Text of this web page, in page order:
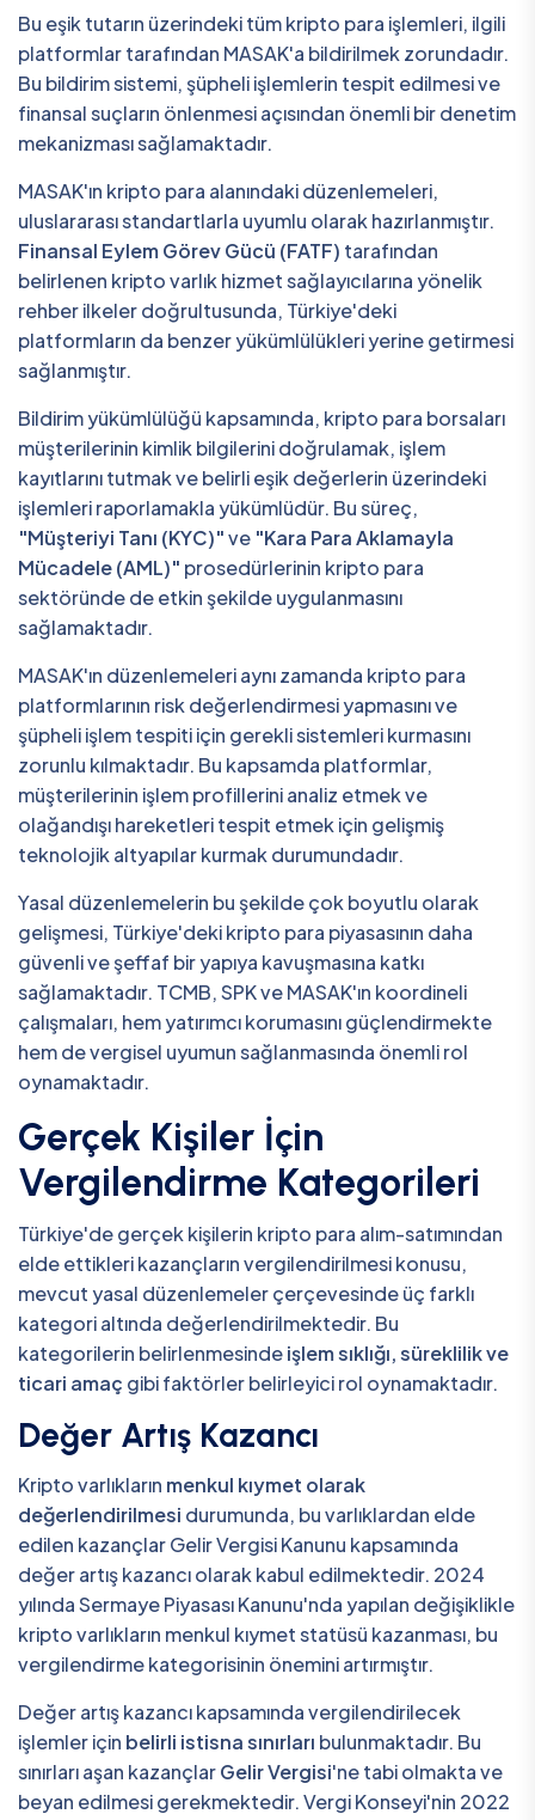
Bu eşik tutarın üzerindeki tüm kripto para işlemleri, ilgili
platformlar tarafından MASAK'a bildirilmek zorundadır.
Bu bildirim sistemi, şüpheli işlemlerin tespit edilmesi ve
finansal suçların önlenmesi açısından önemli bir denetim
mekanizması sağlamaktadır.
MASAK'ın kripto para alanındaki düzenlemeleri,
uluslararası standartlarla uyumlu olarak hazırlanmıştır.
Finansal Eylem Görev Gücü (FATF) tarafından
belirlenen kripto varlık hizmet sağlayıcılarına yönelik
rehber ilkeler doğrultusunda, Türkiye'deki
platformların da benzer yükümlülükleri yerine getirmesi
sağlanmıştır.
Bildirim yükümlülüğü kapsamında, kripto para borsaları
müşterilerinin kimlik bilgilerini doğrulamak, işlem
kayıtlarını tutmak ve belirli eşik değerlerin üzerindeki
işlemleri raporlamakla yükümlüdür. Bu süreç,
"Müşteriyi Tanı (KYC)"ve "Kara Para Aklamayla
Mücadele (AML)" prosedürlerinin kripto para
sektöründe de etkin şekilde uygulanmasını
sağlamaktadır.
MASAK'ın düzenlemeleri aynı zamanda kripto para
platformlarının risk değerlendirmesi yapmasını ve
şüpheli işlem tespiti için gerekli sistemleri kurmasını
zorunlu kılmaktadır. Bu kapsamda platformlar,
müşterilerinin işlem profillerini analiz etmek ve
olağandışı hareketleri tespit etmek için gelişmiş
teknolojik altyapılar kurmak durumundadır.
Yasal düzenlemelerin bu şekilde çok boyutlu olarak
gelişmesi, Türkiye'deki kripto para piyasasının daha
güvenli ve şeffaf bir yapıya kavuşmasına katkı
sağlamaktadır. TCMB, SPK ve MASAK'ın koordineli
çalışmaları, hem yatırımcı korumasını güçlendirmekte
hem de vergisel uyumun sağlanmasında önemli rol
oynamaktadır.
Gerçek Kişiler İçin
Vergilendirme Kategorileri
Türkiye'de gerçek kişilerin kripto para alım-satımından
elde ettikleri kazançların vergilendirilmesi konusu,
mevcut yasal düzenlemeler çerçevesinde üç farklı
kategori altında değerlendirilmektedir. Bu
kategorilerin belirlenmesindeişlem sıklığı, süreklilik ve
ticari amaç gibi faktörler belirleyici rol oynamaktadır.
Değer Artış Kazancı
Kripto varlıkların menkul kıymet olarak
değerlendirilmesi durumunda, bu varlıklardan elde
edilen kazançlar Gelir Vergisi Kanunu kapsamında
değer artış kazancı olarak kabul edilmektedir. 2024
yılında Sermaye Piyasası Kanunu'nda yapılan değişiklikle
kripto varlıkların menkul kıymet statüsü kazanması, bu
vergilendirme kategorisinin önemini artırmıştır.
Değer artış kazancı kapsamında vergilendirilecek
işlemler için belirli istisna sınırları bulunmaktadır. Bu
sınırları aşan kazançlarGelir Vergisi'ne tabi olmakta ve
beyan edilmesi gerekmektedir. Vergi Konseyi'nin 2022